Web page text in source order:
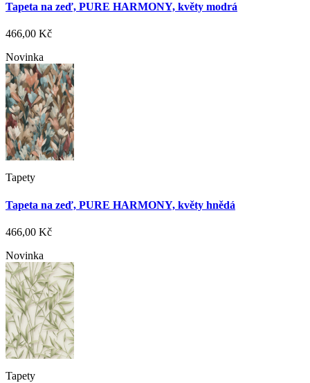
Tapeta na zeď, PURE HARMONY, květy modrá
466,00 Kč
Novinka
Tapety
Tapeta na zeď, PURE HARMONY, květy hnědá
466,00 Kč
Novinka
Tapety